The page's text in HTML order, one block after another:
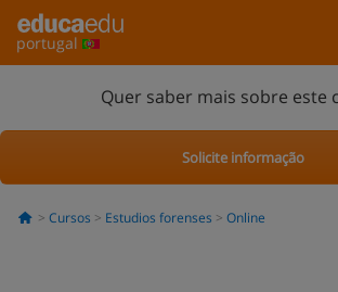
portugal
Quer saber mais sobre este
Solicite informação
Cursos Estudios forenses Online